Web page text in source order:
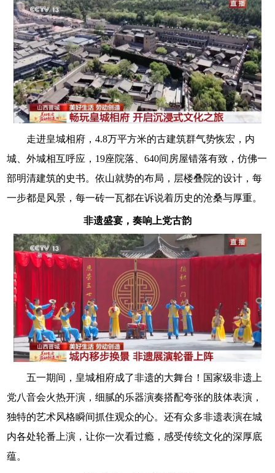
走进皇城相府，4.8万平方米的古建筑群气势恢宏，内
城、外城相互呼应，19座院落、640间房屋错落有致，仿佛一
部明清建筑的史书。依山就势的布局，层楼叠院的设计，每
一步都是风景，每一砖一瓦都在诉说着历史的沧桑与厚重。
非遗盛宴，奏响上党古韵
五一期间，皇城相府成了非遗的大舞台！国家级非遗上
党八音会火热开演，细腻的乐器演奏搭配夸张的肢体表演，
独特的艺术风格瞬间抓住观众的心。还有众多非遗表演在城
内各处轮番上演，让你一次看过瘾，感受传统文化的深厚底
蕴。